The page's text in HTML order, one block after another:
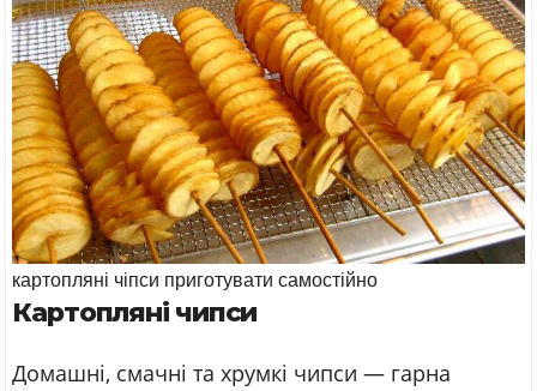
картопляні чіпси приготувати самостійно
Картопляні чипси
Домашні, смачні та хрумкі чипси — гарна